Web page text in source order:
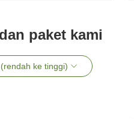
paket kami
ke tinggi)